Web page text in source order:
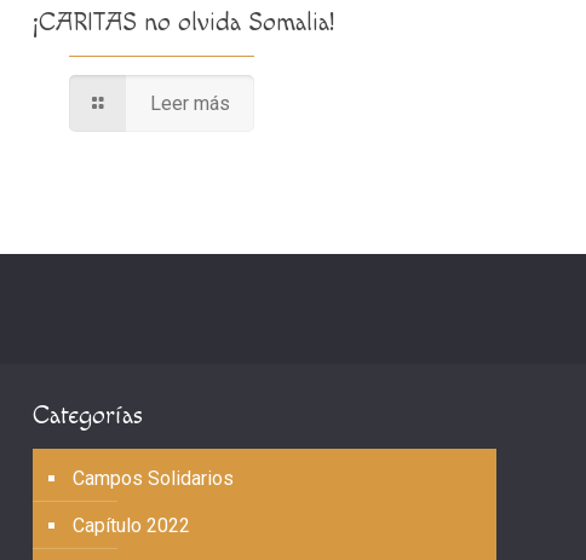
¡CARITAS no olvida Somalia!
Leer más
Categorías
Campos Solidarios
Capítulo 2022